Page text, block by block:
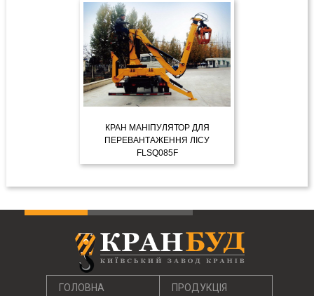
ДЕТАЛЬНІШЕ
КРАН МАНІПУЛЯТОР ДЛЯ
ПЕРЕВАНТАЖЕННЯ ЛІСУ
FLSQ085F
ГОЛОВНА ПРОДУКЦІЯ